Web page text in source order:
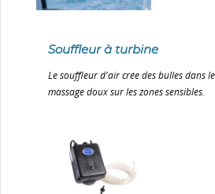
Souffleur à turbine
Le souffleur d'air crée des bulles dans
massage doux sur les zones sensibles.